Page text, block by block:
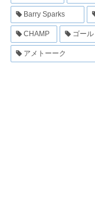
Barry Sparks
CHAMP ゴー
アメトーーク